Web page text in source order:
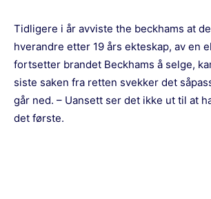
Tidligere i år avviste the beckhams at
hverandre etter 19 års ekteskap, av en
fortsetter brandet Beckhams å selge,
siste saken fra retten svekker det
går ned. – Uansett ser det ikke ut til at
det første.